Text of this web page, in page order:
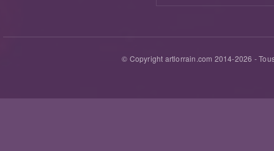
© Copyright artlorrain.com 2014-2026 -